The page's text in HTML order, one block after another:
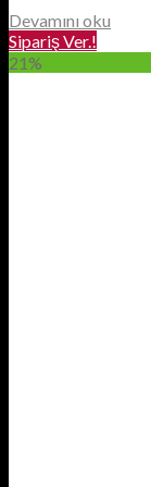
Devamını oku
Sipariş Ver.!
21%